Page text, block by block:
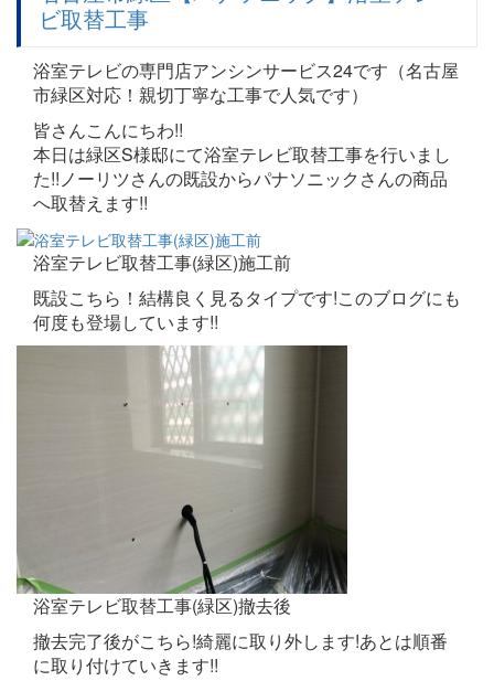
ビ取替工事
浴室テレビの専門店アンシンサービス24です（名古屋
市緑区対応！親切丁寧な工事で人気です）
皆さんこんにちわ!!
本日は緑区S様邸にて浴室テレビ取替工事を行いまし
た!!ノーリツさんの既設からパナソニックさんの商品
へ取替えます!!
浴室テレビ取替工事(緑区)施工前
既設こちら！結構良く見るタイプです!このブログにも
何度も登場しています!!
浴室テレビ取替工事(緑区)撤去後
撤去完了後がこちら!綺麗に取り外します!あとは順番
に取り付けていきます!!